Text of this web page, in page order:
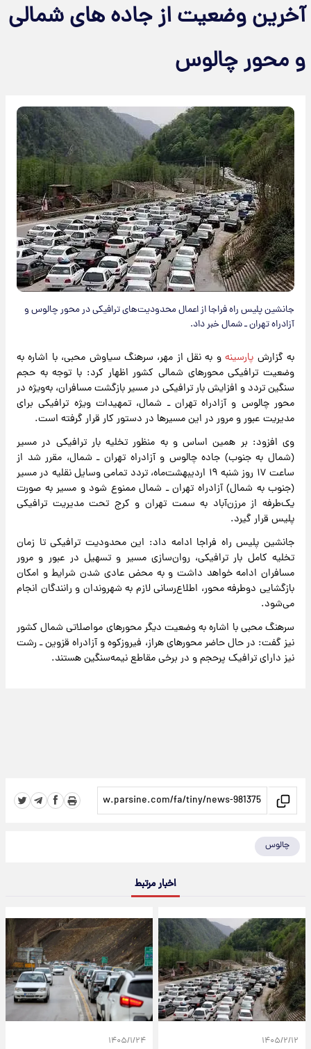
آخرین وضعیت از جاده های شمالی
و محور چالوس
جانشین پلیس راه فراجا از اعمال محدودیت‌های ترافیکی در محور چالوس و
آزادراه تهران ـ شمال خبر داد.
به گزارش پارسینهو به نقل از مهر، سرهنگ سیاوش محبی، با اشاره به
وضعیت ترافیکی محورهای شمالی کشور اظهار کرد: با توجه به حجم
سنگین تردد و افزایش بار ترافیکی در مسیر بازگشت مسافران، به‌ویژه در
محور چالوس و آزادراه تهران ـ شمال، تمهیدات ویژه ترافیکی برای
مدیریت عبور و مرور در این مسیرها در دستور کار قرار گرفته است.
وی افزود: بر همین اساس و به منظور تخلیه بار ترافیکی در مسیر
(شمال به جنوب) جاده چالوس و آزادراه تهران ـ شمال، مقرر شد از
ساعت ۱۷ روز شنبه ۱۹ اردیبهشت‌ماه، تردد تمامی وسایل نقلیه در مسیر
(جنوب به شمال) آزادراه تهران ـ شمال ممنوع شود و مسیر به صورت
یک‌طرفه از مرزن‌آباد به سمت تهران و کرج تحت مدیریت ترافیکی
پلیس قرار گیرد.
جانشین پلیس راه فراجا ادامه داد: این محدودیت ترافیکی تا زمان
تخلیه کامل بار ترافیکی، روان‌سازی مسیر و تسهیل در عبور و مرور
مسافران ادامه خواهد داشت و به محض عادی شدن شرایط و امکان
بازگشایی دوطرفه محور، اطلاع‌رسانی لازم به شهروندان و رانندگان انجام
می‌شود.
سرهنگ محبی با اشاره به وضعیت دیگر محورهای مواصلاتی شمال کشور
نیز گفت: در حال حاضر محورهای هراز، فیروزکوه و آزادراه قزوین ـ رشت
نیز دارای ترافیک پرحجم و در برخی مقاطع نیمه‌سنگین هستند.
چالوس
اخبار مرتبط
۱۴۰۵/۲/۱۲ ۱۴۰۵/۱/۲۴